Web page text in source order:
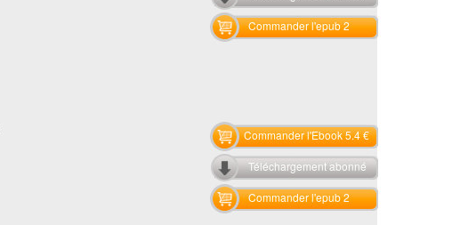
Commander l'epub 2
Commander l'Ebook 5.4 €
Téléchargement abonné
Commander l'epub 2